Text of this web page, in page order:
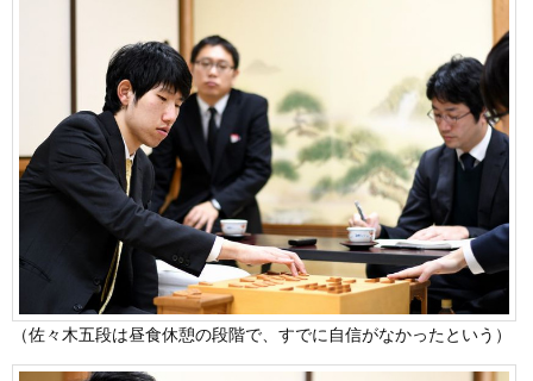
（佐々木五段は昼食休憩の段階で、すでに自信がなかったという）